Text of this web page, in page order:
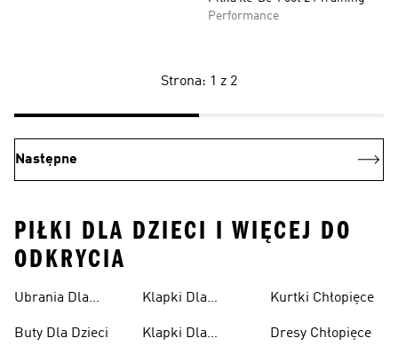
Performance
Strona: 1 z 2
Następne
PIŁKI DLA DZIECI I WIĘCEJ DO
ODKRYCIA
Ubrania Dla
Buty Dla Dzieci
Klapki Dla
Klapki Dla
Kurtki Chłopięce
Dresy Chłopięce